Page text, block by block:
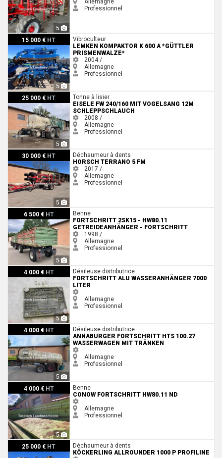
5
Allemagne
Professionnel
15 000 € HT
5
Lemken Kompaktor K 600 A *Güttler Prismenwalze*
Vibroculteur
LEMKEN KOMPAKTOR K 600 A *GÜTTLER
PRISMENWALZE*
2004 /
Allemagne
Professionnel
25 000 € HT
5
Eisele FW 240/160 mit Vogelsang 12m Schleppschlauch
Tonne à lisier
EISELE FW 240/160 MIT VOGELSANG 12M
SCHLEPPSCHLAUCH
2008 /
Allemagne
Professionnel
30 000 € HT
5
Horsch Terrano 5 FM
Déchaumeur à dents
HORSCH TERRANO 5 FM
2017 /
Allemagne
Professionnel
6 500 € HT
5
Fortschritt 2SK15 - HW80.11 Getreideanhänger - Fortschritt
Benne
FORTSCHRITT 2SK15 - HW80.11
GETREIDEANHÄNGER - FORTSCHRITT
1998 /
Allemagne
Professionnel
4 000 € HT
5
Fortschritt Alu Wasseranhänger 7000 Liter
Désileuse distributrice
FORTSCHRITT ALU WASSERANHÄNGER 7000
LITER
Allemagne
Professionnel
4 000 € HT
5
Annaburger Fortschritt HTS 100.27 Wasserwagen mit Tränken
Désileuse distributrice
ANNABURGER FORTSCHRITT HTS 100.27
WASSERWAGEN MIT TRÄNKEN
Allemagne
Professionnel
4 000 € HT
5
Conow Fortschritt HW80.11 ND
Benne
CONOW FORTSCHRITT HW80.11 ND
Allemagne
Professionnel
25 000 € HT
Köckerling Allrounder 1000 P Profiline
Déchaumeur à dents
KÖCKERLING ALLROUNDER 1000 P PROFILINE